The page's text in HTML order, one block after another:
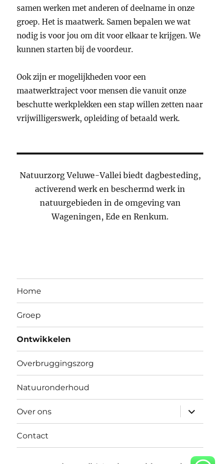
samen werken met anderen of deelname in onze
groep. Het is maatwerk. Samen bepalen we wat
nodig is voor jou om dit voor elkaar te krijgen. We
kunnen starten bij de voordeur.
Ook zijn er mogelijkheden voor een
maatwerktraject voor mensen die vanuit onze
beschutte werkplekken een stap willen zetten naar
vrijwilligerswerk, opleiding of betaald werk.
Natuurzorg Veluwe-Vallei biedt dagbesteding,
activerend werk en beschermd werk in
natuurgebieden in de omgeving van
Wageningen, Ede en Renkum.
Home
Groep
Ontwikkelen
Overbruggingszorg
Natuuronderhoud
Over ons
Contact